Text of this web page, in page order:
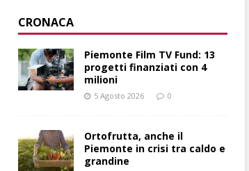
CRONACA
Piemonte Film TV Fund: 13
progetti finanziati con 4
milioni
5 Agosto 2026 0
Ortofrutta, anche il
Piemonte in crisi tra caldo e
grandine